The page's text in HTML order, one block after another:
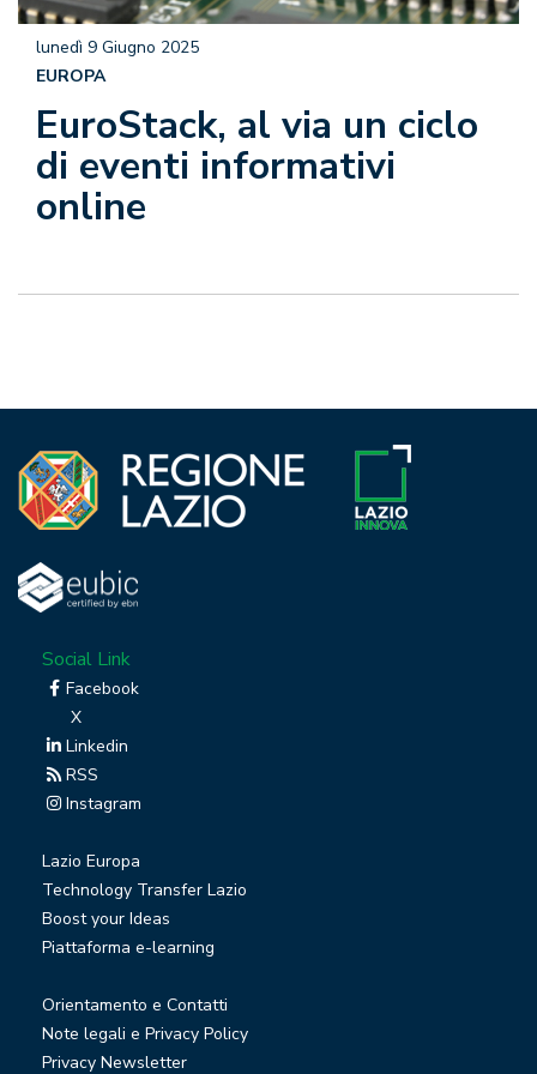
EuroStack, al via un ciclo
di eventi informativi
online
lunedì 9 Giugno 2025
EUROPA
Social Link
Facebook
X
Linkedin
RSS
Instagram
Lazio Europa
Technology Transfer Lazio
Boost your Ideas
Piattaforma e-learning
Orientamento e Contatti
Note legali e Privacy Policy
Privacy Newsletter